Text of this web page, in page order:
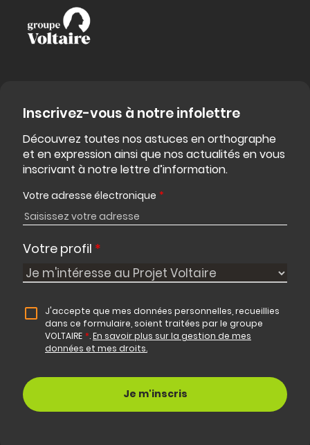
Inscrivez-vous à notre infolettre
Découvrez toutes nos astuces en orthographe
et en expression ainsi que nos actualités en vous
inscrivant à notre lettre d’information.
Votre adresse électronique *
Votre profil *
J'accepte que mes données personnelles, recueillies
dans ce formulaire, soient traitées par le groupe
VOLTAIRE *.En savoir plus sur la gestion de mes
données et mes droits.